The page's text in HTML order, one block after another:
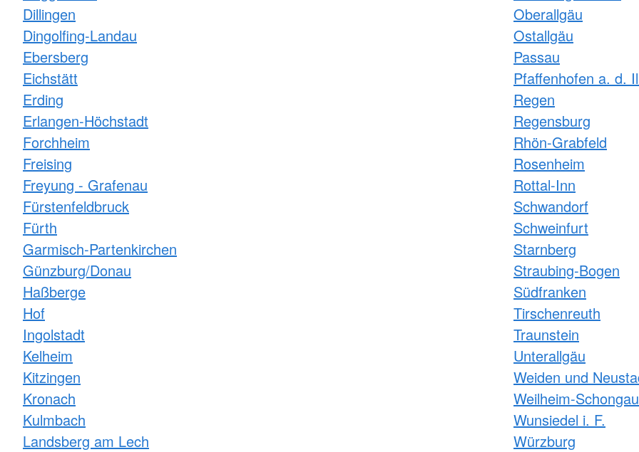
Dillingen
Dingolfing-Landau
Ebersberg
Eichstätt
Erding
Erlangen-Höchstadt
Forchheim
Freising
Freyung - Grafenau
Fürstenfeldbruck
Fürth
Garmisch-Partenkirchen
Günzburg/Donau
Haßberge
Hof
Ingolstadt
Kelheim
Kitzingen
Kronach
Kulmbach
Landsberg am Lech
Oberallgäu
Ostallgäu
Passau
Pfaffenhofen a. d.
Regen
Regensburg
Rhön-Grabfeld
Rosenheim
Rottal-Inn
Schwandorf
Schweinfurt
Starnberg
Straubing-Bogen
Südfranken
Tirschenreuth
Traunstein
Unterallgäu
Weiden und
Weilheim-Schongau
Wunsiedel i. F.
Würzburg